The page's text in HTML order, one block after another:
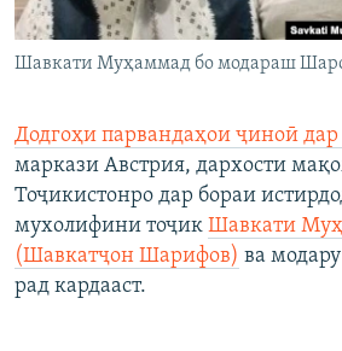
Шавкати Муҳаммад бо модараш
Додгоҳи парвандаҳои ҷиноӣ дар
маркази Австрия, дархости
Тоҷикистонро дар бораи
мухолифини тоҷик Шавкати
(Шавкатҷон Шарифов) ва
рад кардааст.